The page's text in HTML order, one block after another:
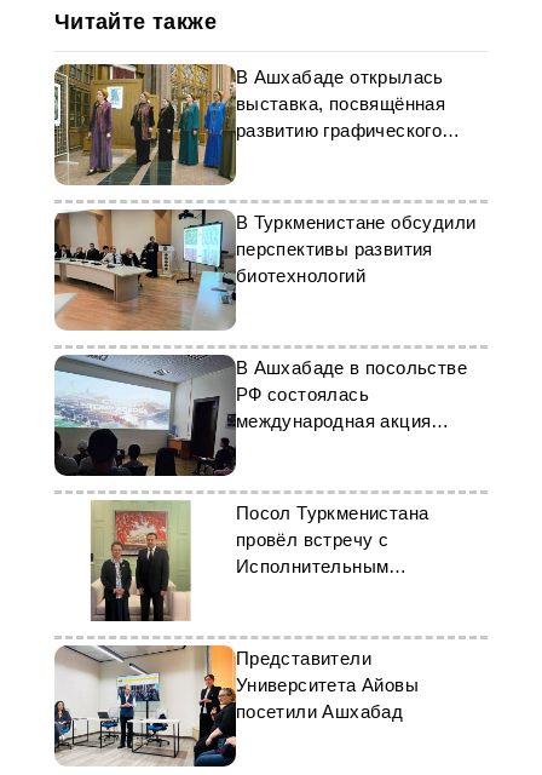
Читайте также
В Ашхабаде открылась
выставка, посвящённая
развитию графического
В Туркменистане обсудили
перспективы развития
биотехнологий
В Ашхабаде в посольстве
РФ состоялась
международная акция
«Ночь кино»
Посол Туркменистана
провёл встречу с
Исполнительным
Представители
Университета Айовы
посетили Ашхабад